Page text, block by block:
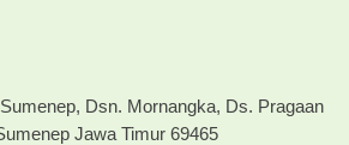
Dsn. Mornangka, Ds. Pragaan
Jawa Timur 69465